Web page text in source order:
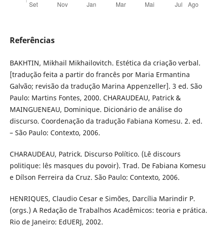
Referências
BAKHTIN, Mikhail Mikhailovitch. Estética da criação verbal.
[tradução feita a partir do francês por Maria Ermantina
Galvão; revisão da tradução Marina Appenzeller]. 3 ed. São
Paulo: Martins Fontes, 2000. CHARAUDEAU, Patrick &
MAINGUENEAU, Dominique. Dicionário de análise do
discurso. Coordenação da tradução Fabiana Komesu. 2. ed.
– São Paulo: Contexto, 2006.
CHARAUDEAU, Patrick. Discurso Político. (Lê discours
politique: lês masques du povoir). Trad. De Fabiana Komesu
e Dílson Ferreira da Cruz. São Paulo: Contexto, 2006.
HENRIQUES, Claudio Cesar e Simões, Darcília Marindir P.
(orgs.) A Redação de Trabalhos Acadêmicos: teoria e prática.
Rio de Janeiro: EdUERJ, 2002.